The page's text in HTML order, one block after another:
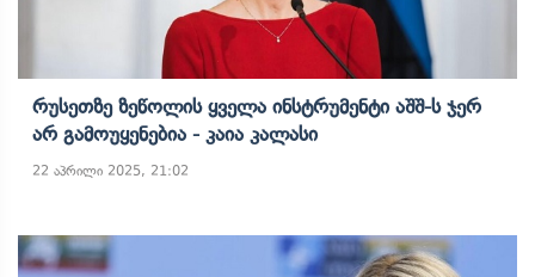
Რუსეთზე Ზეწოლის Ყველა Ინსტრუმენტი Აშშ-Ს Ჯერ
Არ Გამოუყენებია - Კაია Კალასი
22 აპრილი 2025, 21:02